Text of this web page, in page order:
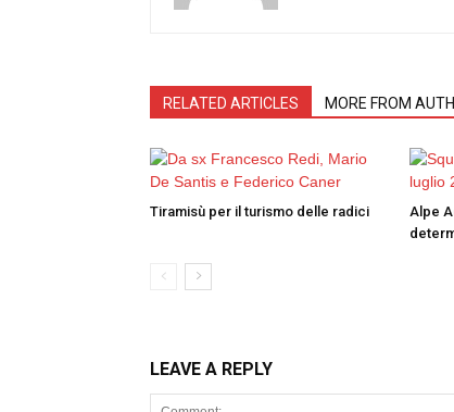
RELATED ARTICLES MORE FROM
Tiramisù per il turismo delle radici
Alpe
LEAVE A REPLY